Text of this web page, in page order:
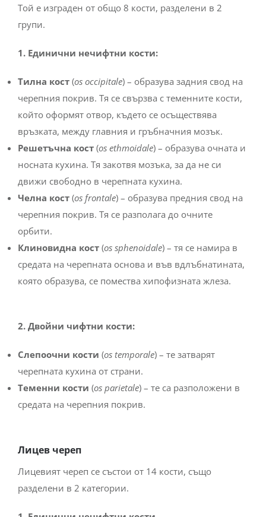
Той е изграден от общо 8 кости, разделени в 2
групи.
1. Единични нечифтни кости:
Тилна кост(os occipitale) – образува задния свод на
черепния покрив. Тя се свързва с теменните кости,
който оформят отвор, където се осъществява
връзката, между главния и гръбначния мозък.
Решетъчна кост(os ethmoidale) – образува очната и
носната кухина. Тя закотвя мозъка, за да не си
движи свободно в черепната кухина.
Челна кост(os frontale) – образува предния свод на
черепния покрив. Тя се разполага до очните
орбити.
Клиновидна кост(os sphenoidale) – тя се намира в
средата на черепната основа и във вдлъбнатината,
която образува, се помества хипофизната жлеза.
2. Двойни чифтни кости:
Слепоочни кости (os temporale) – те затварят
черепната кухина от страни.
Теменни кости (os parietale) – те са разположени в
средата на черепния покрив.
Лицев череп
Лицевият череп се състои от 14 кости, също
разделени в 2 категории.